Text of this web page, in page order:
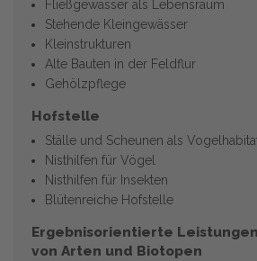
Fließgewässer als Lebensraum
Stehende Kleingewässer
Kleinstrukturen
Alte Bauten in der Feldflur
Gehölzpflege
Hofstelle
Ställe und Scheunen als
Nisthilfen für Vögel
Nisthilfen für Insekten
Blütenreiche Hofstelle
Ergebnisorientierte
von Arten und Biotopen